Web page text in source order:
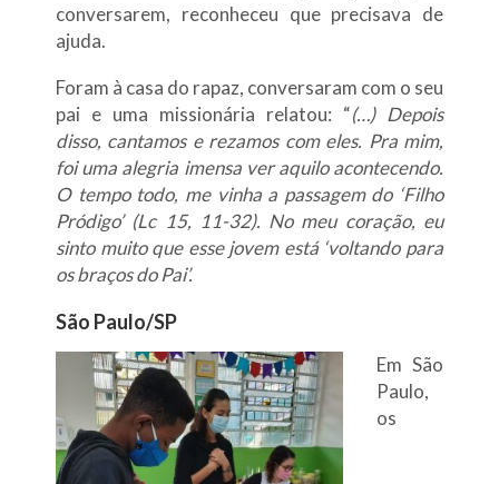
conversarem, reconheceu que precisava de
ajuda.
Foram à casa do rapaz, conversaram com o seu
pai e uma missionária relatou: “(…) Depois
disso, cantamos e rezamos com eles. Pra mim,
foi uma alegria imensa ver aquilo acontecendo.
O tempo todo, me vinha a passagem do ‘Filho
Pródigo’ (Lc 15, 11-32). No meu coração, eu
sinto muito que esse jovem está ‘voltando para
os braços do Pai’.
São Paulo/SP
Em São
Paulo,
os